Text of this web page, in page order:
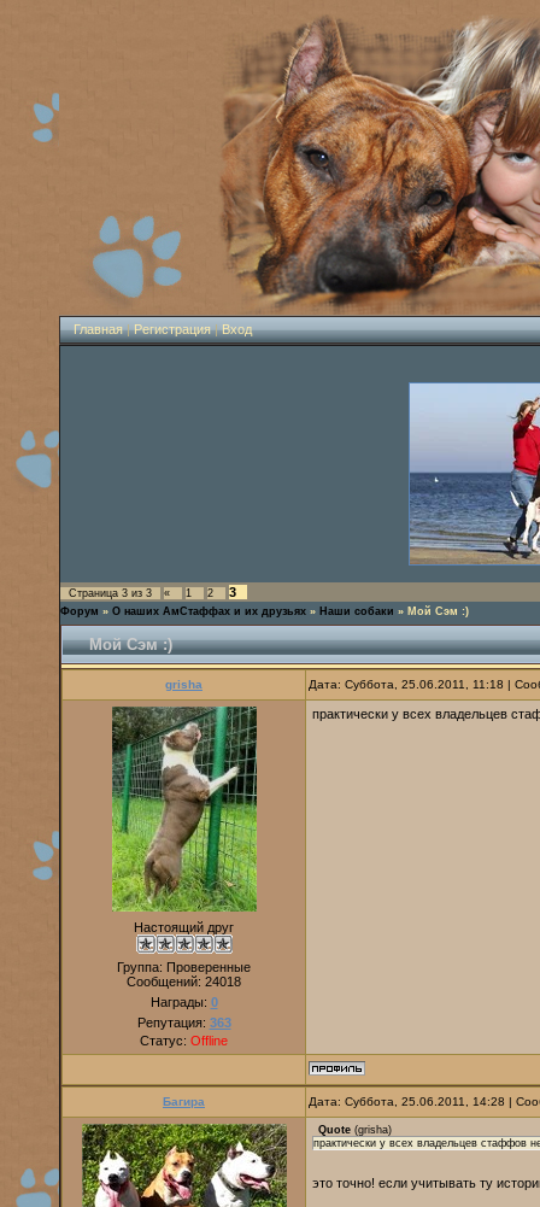
Главная|Регистрация|Вход
Страница 3 из 3 « 1 2 3
Форум » О наших АмСтаффах и их друзьях » Наши собаки » Мой Сэм :)
Мой Сэм :)
grisha Дата: Суббота, 25.06.2011, 11:18 |
Настоящий друг
Группа: Проверенные
Сообщений: 24018
Награды: 0
Репутация: 363
Статус: Offline
практически у всех владельцев
Багира Дата: Суббота, 25.06.2011, 14:28 |
Quote (grisha)
практически у всех владельцев стаффов
это точно! если учитывать ту